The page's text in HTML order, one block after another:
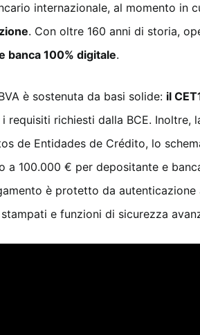
internazionale, al momento in
. Con oltre 160 anni di storia,
banca 100% digitale.
è sostenuta da basi solide: il
requisiti richiesti dalla BCE. Inoltre,
de Entidades de Crédito, lo
a 100.000 € per depositante e
è protetto da
e funzioni di sicurezza